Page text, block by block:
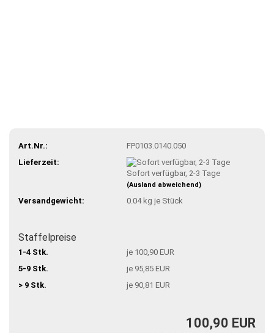
Art.Nr.:
FP0103.0140.050
Lieferzeit:
Sofort verfügbar, 2-3 Tage
(Ausland abweichend)
Versandgewicht: 0.04kg je Stück
Staffelpreise
1-4 Stk.
je 100,90 EUR
5-9 Stk.
je 95,85 EUR
> 9 Stk.
je 90,81 EUR
100,90 EUR